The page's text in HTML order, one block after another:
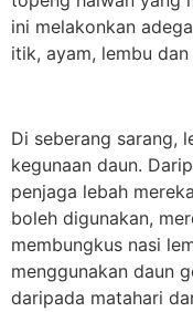
ini melakonkan
itik, ayam, lembu dan
Di seberang sarang,
kegunaan daun.
penjaga lebah
boleh digunakan,
membungkus nasi
menggunakan daun
daripada matahari